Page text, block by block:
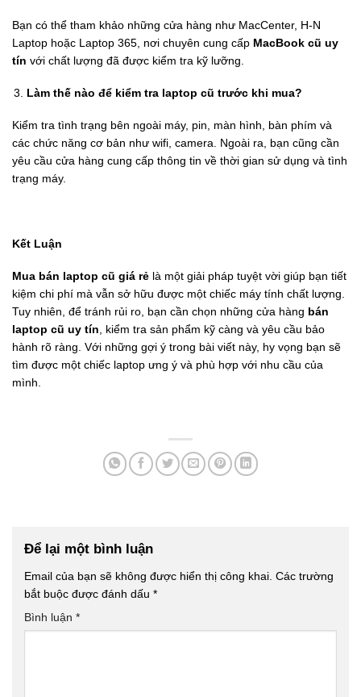
Bạn có thể tham khảo những cửa hàng như MacCenter, H-N
Laptop hoặc Laptop 365, nơi chuyên cung cấp MacBook cũ uy
tín với chất lượng đã được kiểm tra kỹ lưỡng.
Làm thế nào để kiểm tra laptop cũ trước khi mua?
Kiểm tra tình trạng bên ngoài máy, pin, màn hình, bàn phím và
các chức năng cơ bản như wifi, camera. Ngoài ra, bạn cũng cần
yêu cầu cửa hàng cung cấp thông tin về thời gian sử dụng và tình
trạng máy.
Kết Luận
Mua bán laptop cũ giá rẻ là một giải pháp tuyệt vời giúp bạn tiết
kiệm chi phí mà vẫn sở hữu được một chiếc máy tính chất lượng.
Tuy nhiên, để tránh rủi ro, bạn cần chọn những cửa hàng bán
laptop cũ uy tín , kiểm tra sản phẩm kỹ càng và yêu cầu bảo
hành rõ ràng. Với những gợi ý trong bài viết này, hy vọng bạn sẽ
tìm được một chiếc laptop ưng ý và phù hợp với nhu cầu của
mình.
Để lại một bình luận
Email của bạn sẽ không được hiển thị công khai. Các trường
bắt buộc được đánh dấu *
Bình luận *